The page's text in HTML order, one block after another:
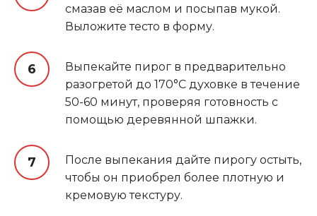
смазав её маслом и посыпав мукой.
Выложите тесто в форму.
Выпекайте пирог в предварительно
разогретой до 170°С духовке в течение
50-60 минут, проверяя готовность с
помощью деревянной шпажки.
После выпекания дайте пирогу остыть,
чтобы он приобрел более плотную и
кремовую текстуру.